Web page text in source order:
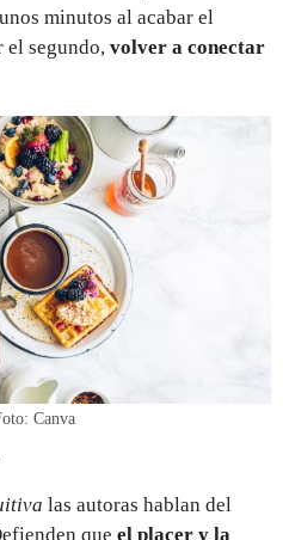
minutos al acabar el
el segundo, volver a conectar
Canva
las autoras hablan del
que el placer y la